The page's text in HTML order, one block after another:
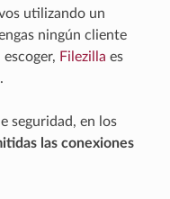
utilizando un
ningún cliente
Filezilla es
seguridad, en los
las conexiones